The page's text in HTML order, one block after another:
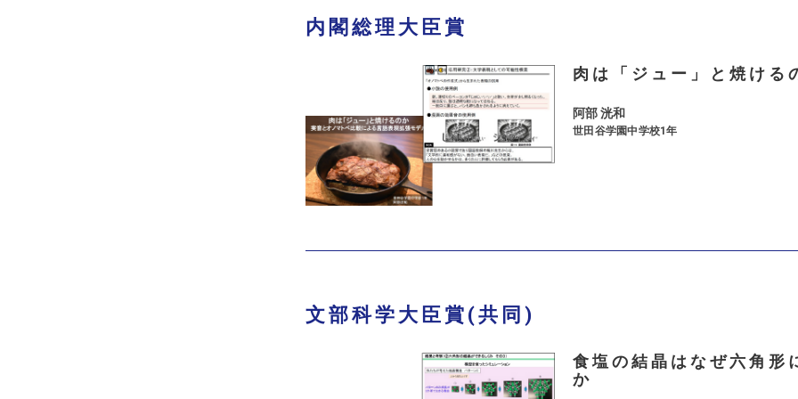
内閣総理大臣賞
肉は「ジュー」と焼ける
阿部 洸和
世田谷学園中学校1年
文部科学大臣賞(共同)
食塩の結晶はなぜ六角形
か